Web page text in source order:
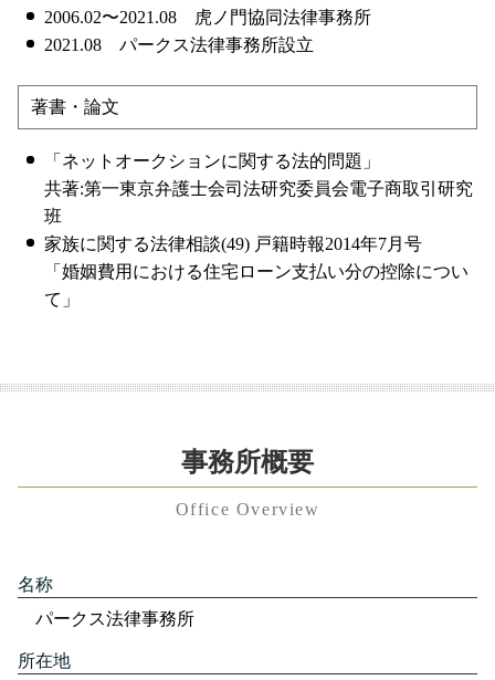
2006.02〜2021.08 虎ノ門協同法律事務所
2021.08 パークス法律事務所設立
著書・論文
「ネットオークションに関する法的問題」
共著:第一東京弁護士会司法研究委員会電子商取引研究
班
家族に関する法律相談(49) 戸籍時報2014年7月号
「婚姻費用における住宅ローン支払い分の控除につい
て」
事務所概要
Office Overview
名称
パークス法律事務所
所在地